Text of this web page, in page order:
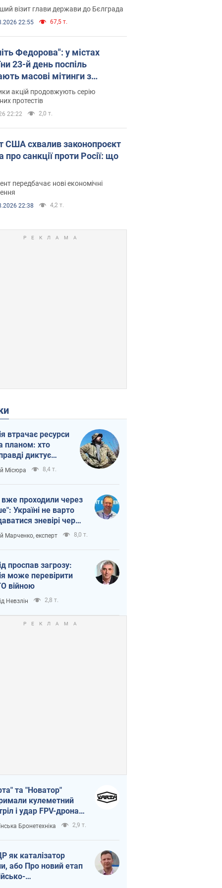
візит глави держави до Бєлграда
22:55 67,5 т.
Федорова": у містах
23-й день поспіль
масові мітинги з
Фото і відео
акцій продовжують серію
протестів
22:22 2,0 т.
США схвалив законопроєкт
про санкції проти Росії: що
передбачає нові економічні
22:38 4,2 т.
втрачає ресурси
планом: хто
диктує
війни
Місюра 8,4 т.
проходили через
Україні не варто
зневірі через
терор
Марченко, експерт 8,0 т.
проспав загрозу:
може перевірити
війною
Невзлін 2,8 т.
та "Новатор"
кулеметний
і удар FPV-дрона,
життя
ЗСУ
Бронетехніка 2,9 т.
як каталізатор
або Про новий етап